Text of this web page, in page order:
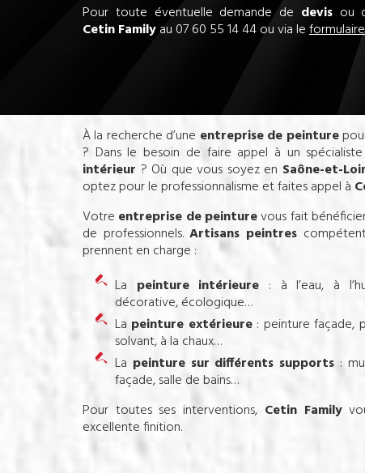
Pour toute éventuelle demande de devisou
Cetin Familyau 07 60 55 14 44ou via le
À la recherche d’une entreprise de peinture
? Dans le besoin de faire appel à un
intérieur ? Où que vous soyez en Saône-et-
optez pour le professionnalisme et faites appel à
Votre entreprise de peinturevous fait
de professionnels.Artisans peintres
prennent en charge :
La peinture intérieure : à l’eau, à
décorative, écologique…
La peinture extérieure: peinture façade,
solvant, à la chaux…
La peinture sur différents supports :
façade, salle de bains…
Pour toutes ses interventions, Cetin Family
excellente finition.